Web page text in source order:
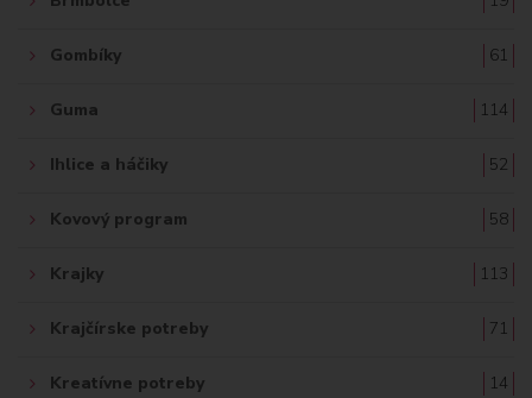
Gombíky 61
Guma 114
Ihlice a háčiky 52
Kovový program 58
Krajky 113
Krajčírske potreby 71
Kreatívne potreby 14